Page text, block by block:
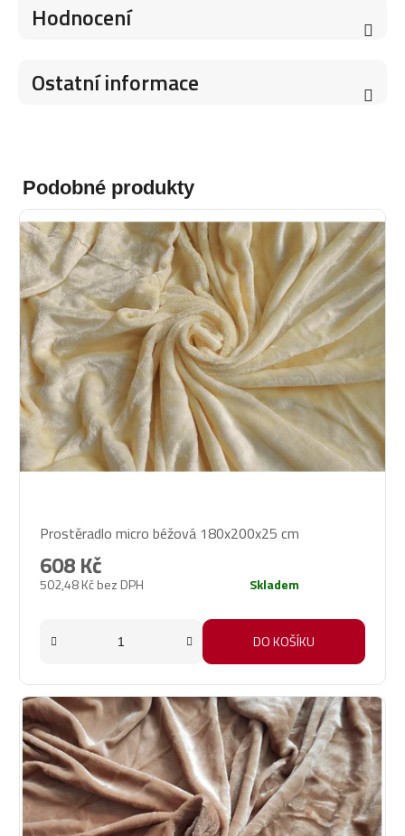
Hodnocení
Ostatní informace
Podobné produkty
hodnocení
produktu
je
Prostěradlo micro béžová 180x200x25 cm
502,48 Kč bez DPH
608 Kč
Skladem
DO KOŠÍKU